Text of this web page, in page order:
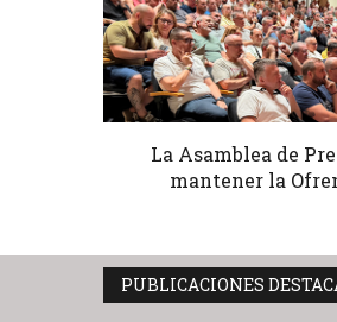
La Asamblea de
mantener la
PUBLICACIONES